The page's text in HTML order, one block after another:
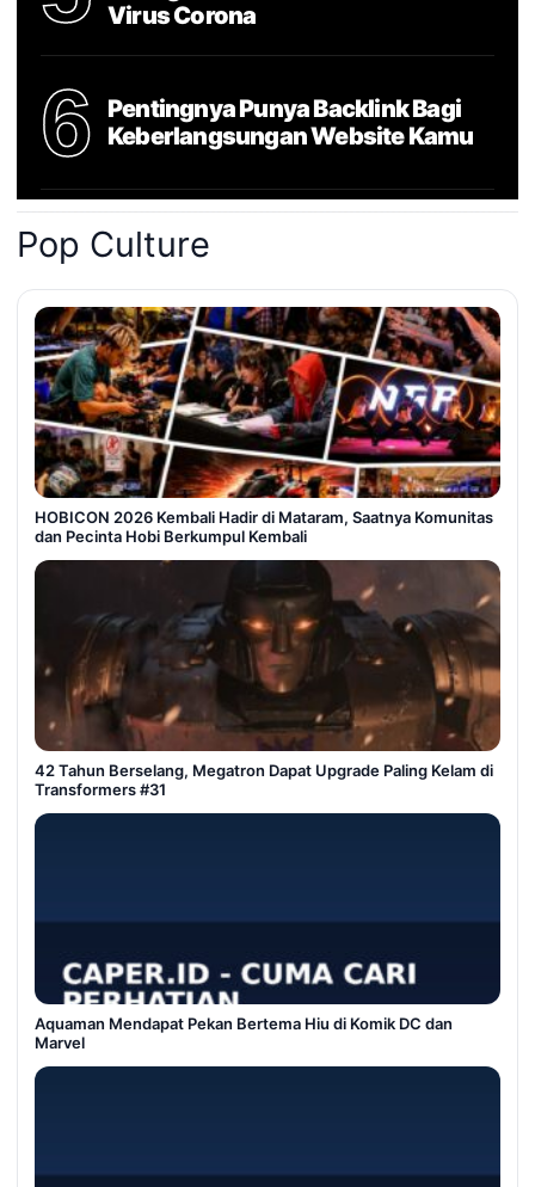
Virus Corona
6
Pentingnya Punya Backlink Bagi
Keberlangsungan Website Kamu
Pop Culture
HOBICON 2026 Kembali Hadir di Mataram, Saatnya Komunitas
dan Pecinta Hobi Berkumpul Kembali
42 Tahun Berselang, Megatron Dapat Upgrade Paling Kelam di
Transformers #31
Aquaman Mendapat Pekan Bertema Hiu di Komik DC dan
Marvel